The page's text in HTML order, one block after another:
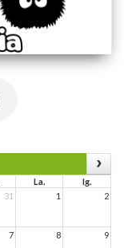
La.
Ig.
31 1 2
7 8 9